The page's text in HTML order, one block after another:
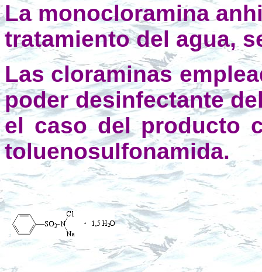
La monocloramina
tratamiento del agua,
Las cloraminas
poder desinfectante
el caso del producto
toluenosulfonamida.